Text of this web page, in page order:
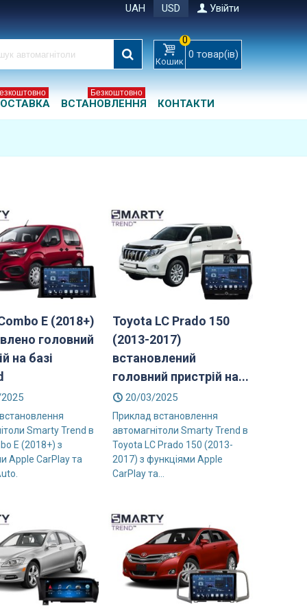
UAH USD Увійти
Кошик
0
0 товар(ів)
ВСТАНОВЛЕННЯ
Безкоштовно
КОНТАКТИ
E (2018+)
головний
на базі
Smarty Trend в
E (2018+) з
Apple CarPlay та
Toyota LC Prado 150
(2013-2017)
встановлений
головний пристрій на...
20/03/2025
Приклад встановлення
автомагнітоли Smarty Trend в
Toyota LC Prado 150 (2013-
2017) з функціями Apple
CarPlay та...